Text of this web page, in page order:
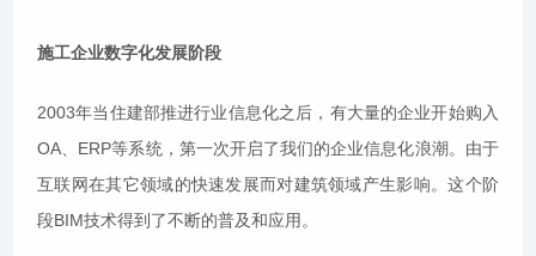
施工企业数字化发展阶段
2003年当住建部推进行业信息化之后，有大量的企业开始购入
OA、ERP等系统，第一次开启了我们的企业信息化浪潮。由于
互联网在其它领域的快速发展而对建筑领域产生影响。这个阶
段BIM技术得到了不断的普及和应用。